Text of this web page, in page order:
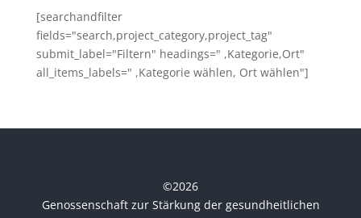
[searchandfilter
fields="search,project_category,project_tag"
submit_label="Filtern" headings=" ,Kategorie,Ort"
all_items_labels=" ,Kategorie wählen, Ort wählen"]
©2026
Genossenschaft zur Stärkung der gesundheitlichen